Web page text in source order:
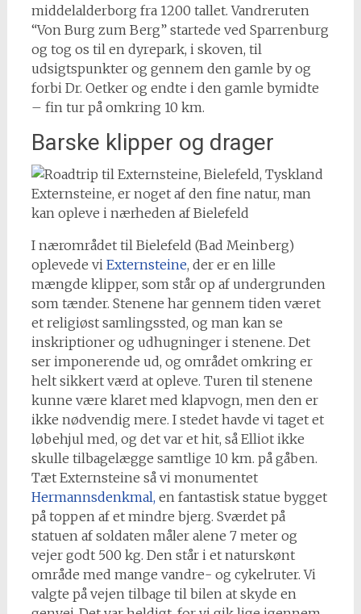
middelalderborg fra 1200 tallet. Vandreruten
“Von Burg zum Berg” startede ved Sparrenburg
og tog os til en dyrepark, i skoven, til
udsigtspunkter og gennem den gamle by og
forbi Dr. Oetker og endte i den gamle bymidte
– fin tur på omkring 10 km.
Barske klipper og drager
Externsteine, er noget af den fine natur, man
kan opleve i nærheden af Bielefeld
I nærområdet til Bielefeld (Bad Meinberg)
oplevede vi Externsteine, der er en lille
mængde klipper, som står op af undergrunden
som tænder. Stenene har gennem tiden været
et religiøst samlingssted, og man kan se
inskriptioner og udhugninger i stenene. Det
ser imponerende ud, og området omkring er
helt sikkert værd at opleve. Turen til stenene
kunne være klaret med klapvogn, men den er
ikke nødvendig mere. I stedet havde vi taget et
løbehjul med, og det var et hit, så Elliot ikke
skulle tilbagelægge samtlige 10 km. på gåben.
Tæt Externsteine så vi monumentet
Hermannsdenkmal,en fantastisk statue bygget
på toppen af et mindre bjerg. Sværdet på
statuen af soldaten måler alene 7 meter og
vejer godt 500 kg. Den står i et naturskønt
område med mange vandre- og cykelruter. Vi
valgte på vejen tilbage til bilen at skyde en